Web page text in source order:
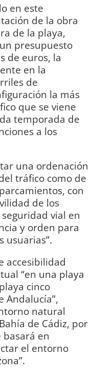
en este
de la obra
de la playa,
presupuesto
de euros, la
en la
de
la más
que se viene
temporada de
a los
una ordenación
tráfico como de
con
de los
vial en
y orden para
usuarias”.
accesibilidad
“en una playa
cinco
Andalucía”,
natural
de Cádiz, por
basará en
el entorno